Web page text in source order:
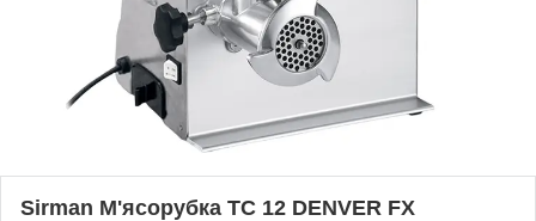
Sirman М'ясорубка TC 12 DENVER FX